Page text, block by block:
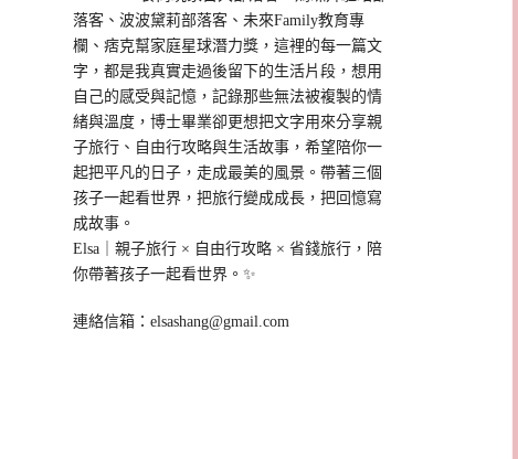
落客、波波黛莉部落客、未來Family教育專
欄、痞克幫家庭星球潛力獎，這裡的每一篇文
字，都是我真實走過後留下的生活片段，想用
自己的感受與記憶，記錄那些無法被複製的情
緒與溫度，博士畢業卻更想把文字用來分享親
子旅行、自由行攻略與生活故事，希望陪你一
起把平凡的日子，走成最美的風景。帶著三個
孩子一起看世界，把旅行變成成長，把回憶寫
成故事。
Elsa｜親子旅行 × 自由行攻略 × 省錢旅行，陪
你帶著孩子一起看世界。✨
連絡信箱：elsashang@gmail.com